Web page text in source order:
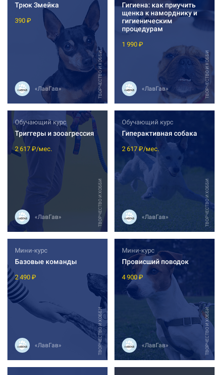
ТВОРЧЕСТВО И ХОББИ
Трюк Змейка
390 ₽
«ЛавГав» ТВОРЧЕСТВО И ХОББИ
Гигиена: как приучить
щенка к наморднику и
гигиеническим
процедурам
1 990 ₽
«ЛавГав»
ТВОРЧЕСТВО И ХОББИ
Обучающий курс
Триггеры и зооагрессия
2 617 ₽/мес.
«ЛавГав» ТВОРЧЕСТВО И ХОББИ
Обучающий курс
Гиперактивная собака
2 617 ₽/мес.
«ЛавГав»
ТВОРЧЕСТВО И ХОББИ
Мини-курс
Базовые команды
2 490 ₽
«ЛавГав» ТВОРЧЕСТВО И ХОББИ
Мини-курс
Провисший поводок
4 900 ₽
«ЛавГав»